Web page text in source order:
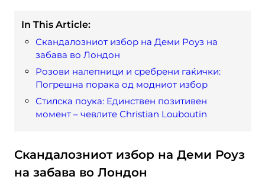
In This Article:
Скандалозниот избор на Деми Роуз на
забава во Лондон
Розови налепници и сребрени гаќички:
Погрешна порака од модниот избор
Стилска поука: Единствен позитивен
момент – чевлите Christian Louboutin
Скандалозниот избор на Деми Роуз
на забава во Лондон